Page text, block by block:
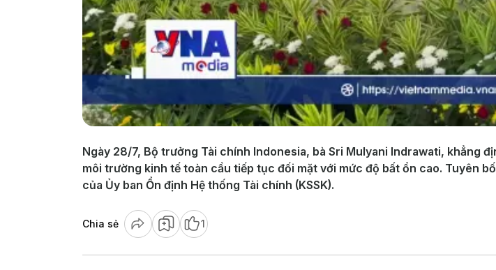
Ngày 28/7, Bộ trưởng Tài chính Indonesia, bà Sri Mulyani Indrawati, khẳng
môi trường kinh tế toàn cầu tiếp tục đối mặt với mức độ bất ổn cao. Tuyên
của Ủy ban Ổn định Hệ thống Tài chính (KSSK).
Chia sẻ 1